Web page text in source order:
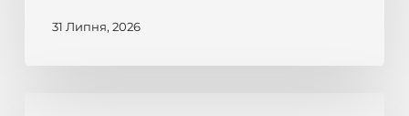
віком31 Липня, 2026